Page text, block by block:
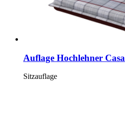
Auflage Hochlehner Casa
Sitzauflage